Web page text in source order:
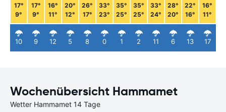
17°
9°
10
17°
9°
9
16°
11°
12
20°
12°
5
26°
17°
8
33°
23°
0
35°
25°
1
35°
25°
2
33°
24°
11
28°
20°
6
22°
16°
13
16°
11°
17
Wochenübersicht Hammamet
Wetter Hammamet 14 Tage